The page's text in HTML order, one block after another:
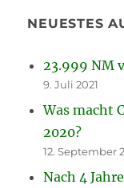
NEUESTES
23.999 NM
9. Juli 2021
Was macht
2020?
12. September
Nach 4